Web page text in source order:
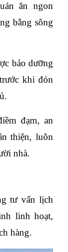
ăn ngon
bằng sông
bảo dưỡng
khi đón
đạm, an
thiện, luôn
nhà.
tư vấn lịch
linh hoạt,
hàng.